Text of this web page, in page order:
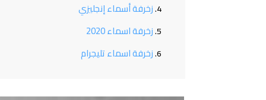
زخرفة أسماء إنجليزي
زخرفة اسماء 2020
زخرفة اسماء تليجرام